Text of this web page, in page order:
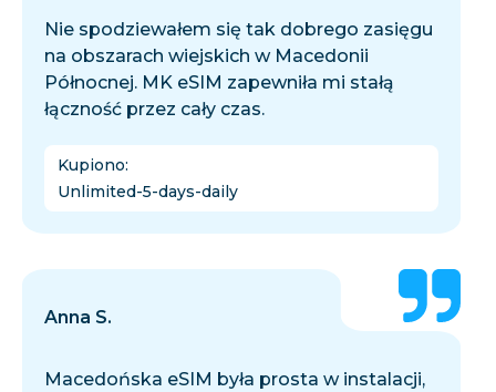
Nie spodziewałem się tak dobrego zasięgu
na obszarach wiejskich w Macedonii
Północnej. MK eSIM zapewniła mi stałą
łączność przez cały czas.
Kupiono:
Unlimited-5-days-daily
Anna S.
Macedońska eSIM była prosta w instalacji,